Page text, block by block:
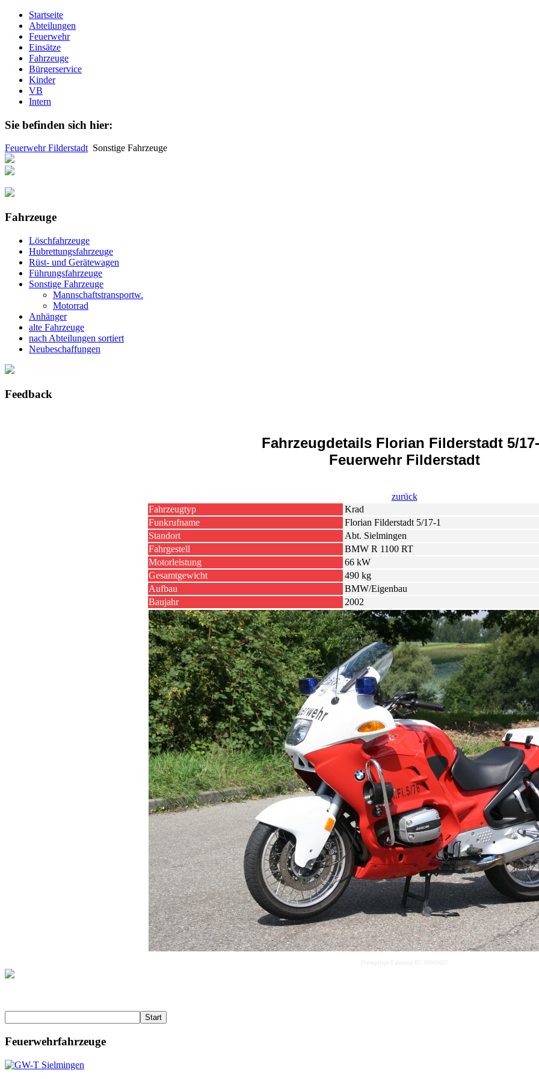
Startseite
Abteilungen
Feuerwehr
Einsätze
Fahrzeuge
Bürgerservice
Kinder
VB
Intern
Sie befinden sich hier:
Feuerwehr Filderstadt Sonstige Fahrzeuge
Fahrzeuge
Löschfahrzeuge
Hubrettungsfahrzeuge
Rüst- und Gerätewagen
Führungsfahrzeuge
Sonstige Fahrzeuge
Mannschaftstransportw.
Motorrad
Anhänger
alte Fahrzeuge
nach Abteilungen sortiert
Neubeschaffungen
Feedback
Fahrzeugdetails Florian Filderstadt 5/
Feuerwehr Filderstadt
zurück
Fahrzeugtyp
Krad
Funkrufname
Florian Filderstadt 5/17-1
Standort
Abt. Sielmingen
Fahrgestell
BMW R 1100 RT
Motorleistung
66 kW
Gesamtgewicht
490 kg
Aufbau
BMW/Eigenbau
Baujahr
2002
Datenpflege-Fahrzeug-ID: 00000027
Start
Feuerwehrfahrzeuge